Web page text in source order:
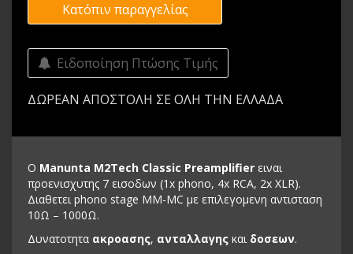
Κατόπιν παραγγελίας
Ειδοποίηση Πτώσης Τιμής
ΔΩΡΕΑΝ ΑΠΟΣΤΟΛΗ ΣΕ ΟΛΗ ΤΗΝ ΕΛΛΑΔΑ
Ο Manunta M2Tech Classic Preamplifier ειναι
προενισχυτης 7 εισοδων (1x phono, 4x RCA, 2x XLR).
Διαθετει phono stage MM-MC με επιλεγομενη αντισταση
10Ω – 1000Ω.
Δυνατοτητα ακροασης, ανταλλαγης και δοσεων.